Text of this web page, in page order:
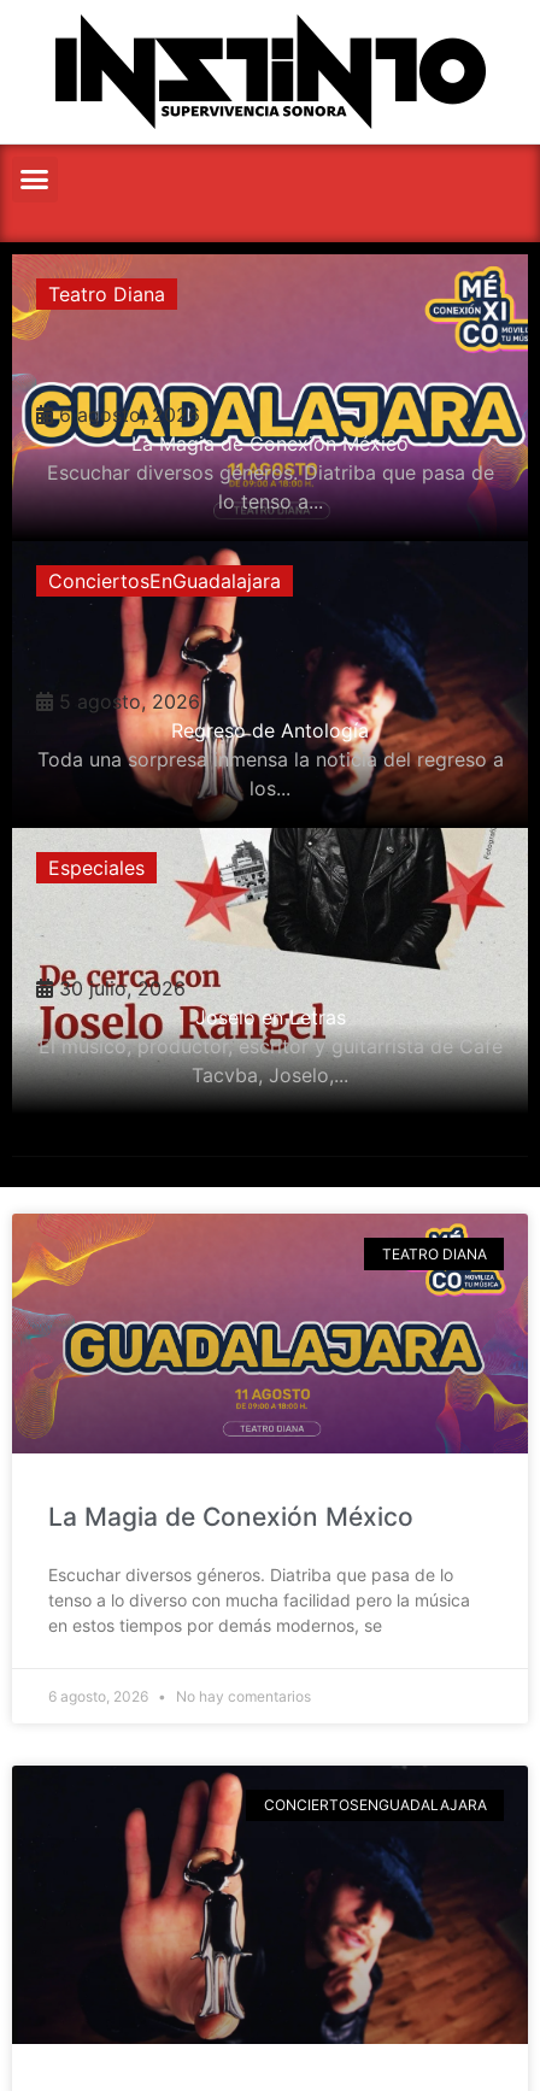
Teatro Diana
6 agosto, 2026
La Magia de Conexión México
Escuchar diversos géneros. Diatriba que pasa de
lo tenso a...
ConciertosEnGuadalajara
5 agosto, 2026
Regreso de Antología
Toda una sorpresa inmensa la noticia del regreso a
los...
Especiales
30 julio, 2026
Joselo en Letras
El músico, productor, escritor y guitarrista de Café
Tacvba, Joselo,...
TEATRO DIANA
La Magia de Conexión México
Escuchar diversos géneros. Diatriba que pasa de lo
tenso a lo diverso con mucha facilidad pero la música
en estos tiempos por demás modernos, se
6 agosto, 2026 No hay comentarios
CONCIERTOSENGUADALAJARA